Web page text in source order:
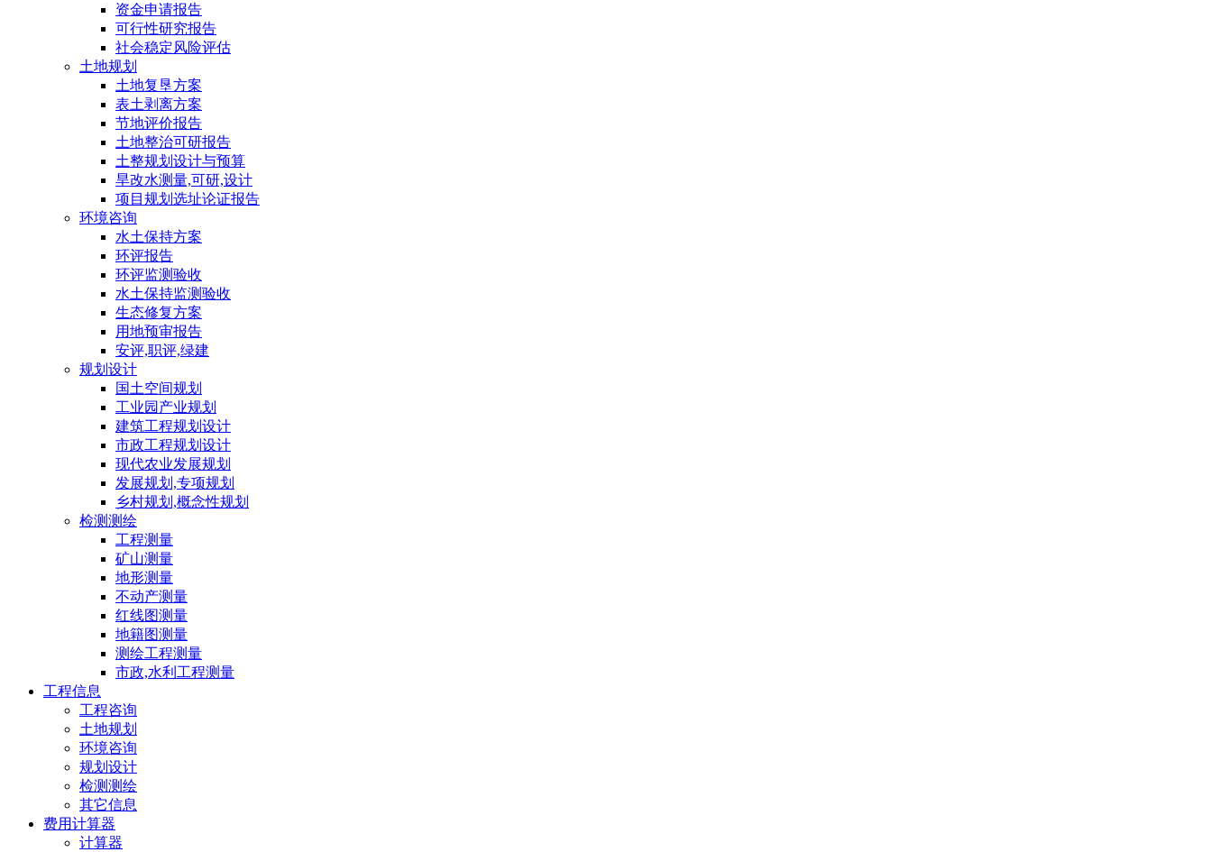
资金申请报告
可行性研究报告
社会稳定风险评估
土地规划
土地复垦方案
表土剥离方案
节地评价报告
土地整治可研报告
土整规划设计与预算
旱改水测量,可研,设计
项目规划选址论证报告
环境咨询
水土保持方案
环评报告
环评监测验收
水土保持监测验收
生态修复方案
用地预审报告
安评,职评,绿建
规划设计
国土空间规划
工业园产业规划
建筑工程规划设计
市政工程规划设计
现代农业发展规划
发展规划,专项规划
乡村规划,概念性规划
检测测绘
工程测量
矿山测量
地形测量
不动产测量
红线图测量
地籍图测量
测绘工程测量
市政,水利工程测量
工程信息
工程咨询
土地规划
环境咨询
规划设计
检测测绘
其它信息
费用计算器
计算器